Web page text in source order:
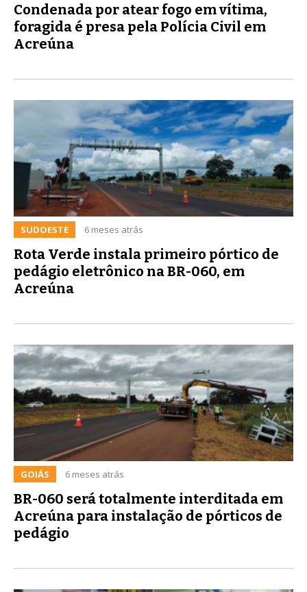
Condenada por atear fogo em vítima,
foragida é presa pela Polícia Civil em
Acreúna
SUDOESTE 6 meses atrás
Rota Verde instala primeiro pórtico de
pedágio eletrônico na BR-060, em
Acreúna
GOIÁS 6 meses atrás
BR-060 será totalmente interditada em
Acreúna para instalação de pórticos de
pedágio